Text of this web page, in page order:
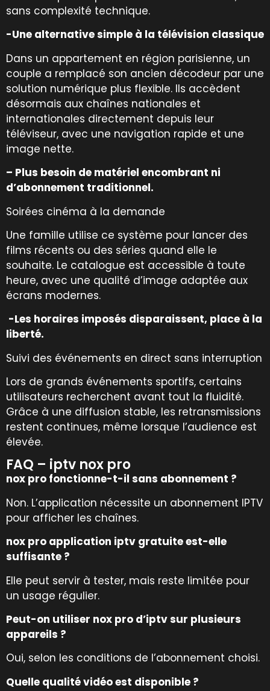
sans complexité technique.
-Une alternative simple à la télévision classique
Dans un appartement en région parisienne, un
couple a remplacé son ancien décodeur par une
solution numérique plus flexible. Ils accèdent
désormais aux chaînes nationales et
internationales directement depuis leur
téléviseur, avec une navigation rapide et une
image nette.
– Plus besoin de matériel encombrant ni
d’abonnement traditionnel.
Soirées cinéma à la demande
Une famille utilise ce système pour lancer des
films récents ou des séries quand elle le
souhaite. Le catalogue est accessible à toute
heure, avec une qualité d’image adaptée aux
écrans modernes.
-Les horaires imposés disparaissent, place à la
liberté.
Suivi des événements en direct sans interruption
Lors de grands événements sportifs, certains
utilisateurs recherchent avant tout la fluidité.
Grâce à une diffusion stable, les retransmissions
restent continues, même lorsque l’audience est
élevée.
FAQ – iptv nox pro
nox pro fonctionne-t-il sans abonnement ?
Non. L’application nécessite un abonnement IPTV
pour afficher les chaînes.
nox pro application iptv gratuite est-elle
suffisante ?
Elle peut servir à tester, mais reste limitée pour
un usage régulier.
Peut-on utiliser nox pro d’iptv sur plusieurs
appareils ?
Oui, selon les conditions de l’abonnement choisi.
Quelle qualité vidéo est disponible ?